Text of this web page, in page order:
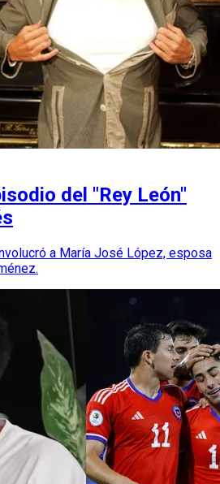
del "Rey León"
a María José López, esposa